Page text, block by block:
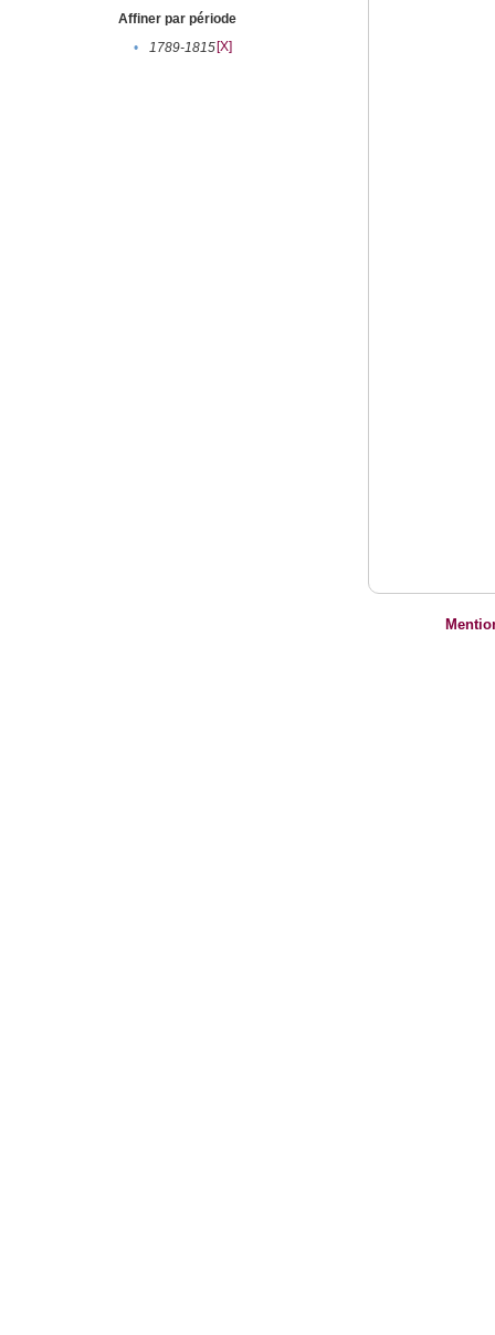
Affiner par période
•
1789-1815[X]